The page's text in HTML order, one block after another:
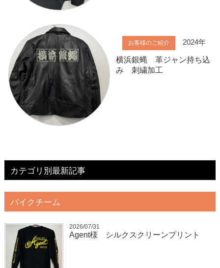
お客様のご紹介 2024年
横浜銀蝿 革ジャン持ち込
み 刺繍加工
カテゴリ別最新記事
バイクチーム
2026/07/31
Agent様 シルクスクリーンプリント